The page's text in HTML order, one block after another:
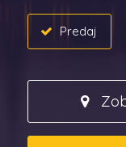
Predaj